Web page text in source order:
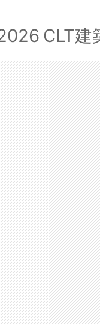
CLT建